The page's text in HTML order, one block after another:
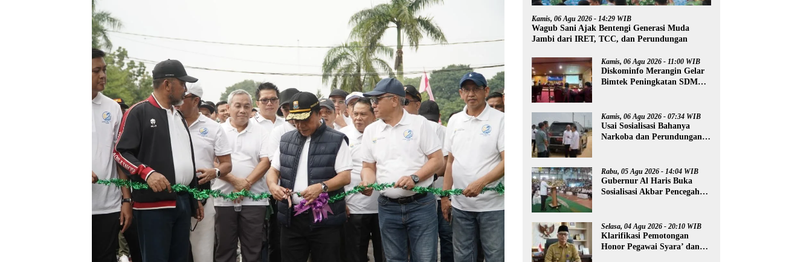
Kamis, 06 Agu 2026 - 14:29 WIB
Wagub Sani Ajak Bentengi Generasi Muda
Jambi dari IRET, TCC, dan Perundungan
Kamis, 06 Agu 2026 - 11:00 WIB
Diskominfo Merangin Gelar
Bimtek Peningkatan SDM
Kamis, 06 Agu 2026 - 07:34 WIB
Usai Sosialisasi Bahanya
Narkoba dan Perundungan,
Rakyat
Rabu, 05 Agu 2026 - 14:04 WIB
Gubernur Al Haris Buka
Sosialisasi Akbar Pencegahan
Selasa, 04 Agu 2026 - 20:10 WIB
Klarifikasi Pemotongan
Honor Pegawai Syara’ dan